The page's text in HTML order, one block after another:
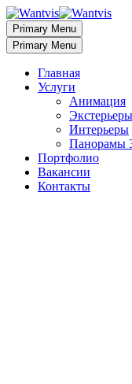
Primary Menu
Primary Menu
Главная
Услуги
Анимация
Экстерьеры
Интерьеры
Панорамы
Портфолио
Вакансии
Контакты